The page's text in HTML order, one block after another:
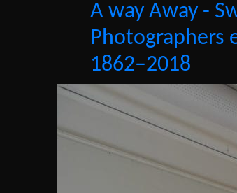
A way Away -
Photographers
1862–2018